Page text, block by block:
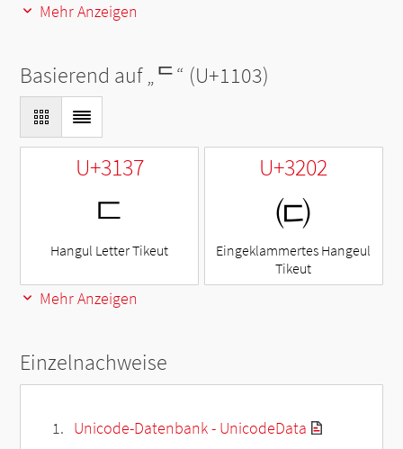
Mehr Anzeigen
Basierend auf „ᄃ“ (U+1103)
U+3137
ㄷ
Hangul Letter Tikeut
U+3202
㈂
Eingeklammertes Hangeul
Tikeut
Mehr Anzeigen
Einzelnachweise
Unicode-Datenbank - UnicodeData